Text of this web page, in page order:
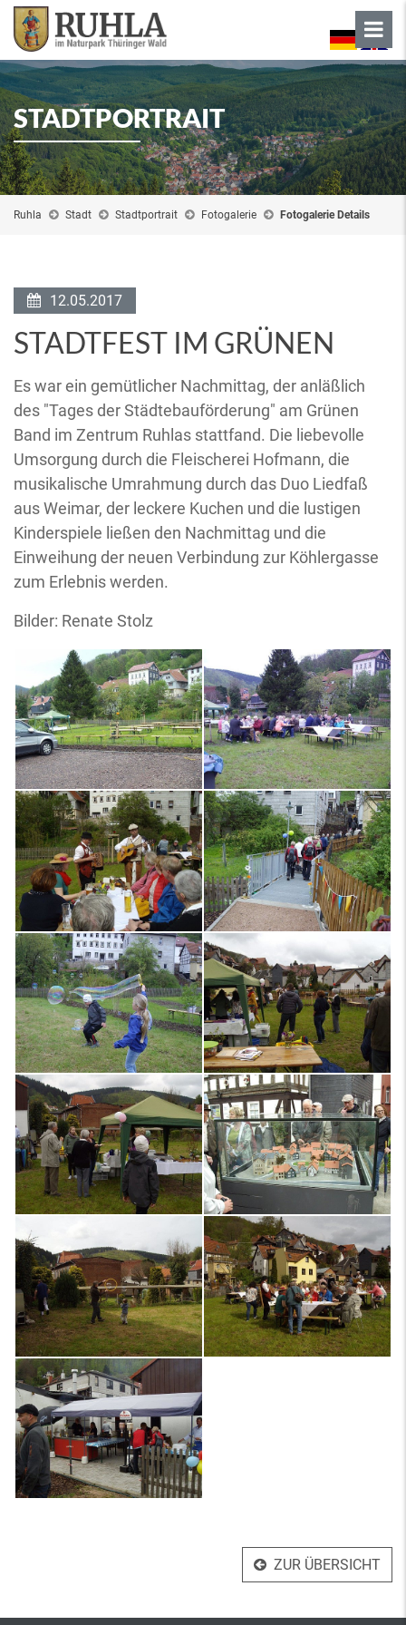
STADTPORTRAIT
Ruhla Stadt Stadtportrait Fotogalerie Fotogalerie Details
12.05.2017
STADTFEST IM GRÜNEN
Es war ein gemütlicher Nachmittag, der anläßlich
des "Tages der Städtebauförderung" am Grünen
Band im Zentrum Ruhlas stattfand. Die liebevolle
Umsorgung durch die Fleischerei Hofmann, die
musikalische Umrahmung durch das Duo Liedfaß
aus Weimar, der leckere Kuchen und die lustigen
Kinderspiele ließen den Nachmittag und die
Einweihung der neuen Verbindung zur Köhlergasse
zum Erlebnis werden.
Bilder: Renate Stolz
ZUR ÜBERSICHT